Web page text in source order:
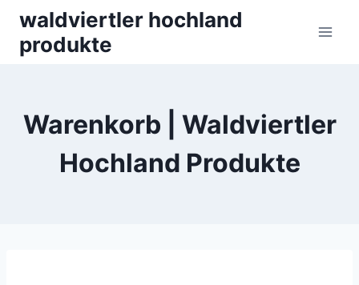
content
waldviertler hochland
produkte
Warenkorb | Waldviertler
Hochland Produkte